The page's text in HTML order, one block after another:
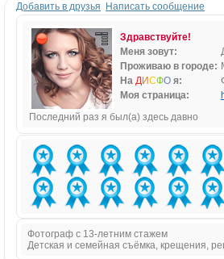
Добавить в друзья Написать сообщение
Здравствуйте!
Меня зовут:
Проживаю в городе:
На ДИСФО я:
Моя страница:
Последний раз я был(а) здесь давно
Фотограф с 13-летним стажем
Детская и семейная съёмка, крещения,